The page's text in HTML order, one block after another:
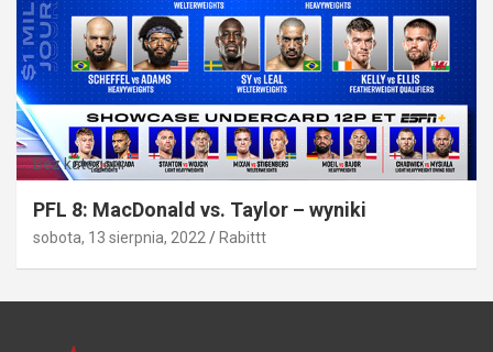
Bez kategorii
PFL 8: MacDonald vs. Taylor – wyniki
sobota, 13 sierpnia, 2022 Rabittt